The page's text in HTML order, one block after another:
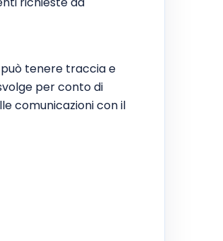
tenere traccia e
per conto di
comunicazioni con il